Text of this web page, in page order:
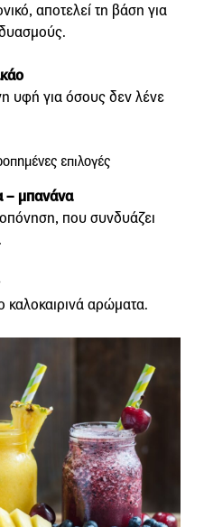
αποτελεί τη βάση για
υφή για όσους δεν λένε
επιλογές
– μπανάνα
που συνδυάζει
αρώματα.